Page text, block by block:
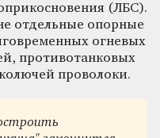
(ЛБС).
отдельные опорные
огневых
противотанковых
проволоки.